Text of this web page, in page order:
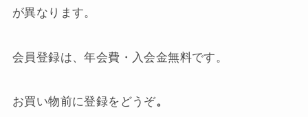
が異なります。
会員登録は、年会費・入会金無料です。
お買い物前に登録をどうぞ。